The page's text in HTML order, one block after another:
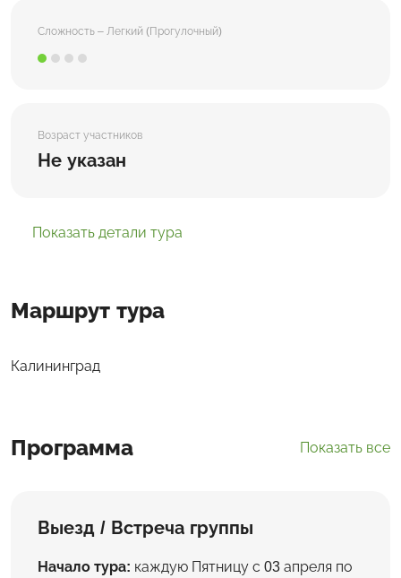
Сложность – Легкий (Прогулочный)
Возраст участников
Не указан
Показать детали тура
Маршрут тура
Калининград
Программа Показать все
Выезд / Встреча группы
Начало тура: каждую Пятницу с 03 апреля по